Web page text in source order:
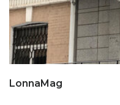
LonnaMag